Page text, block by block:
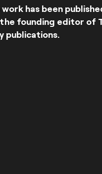
has been
founding editor of
publications.